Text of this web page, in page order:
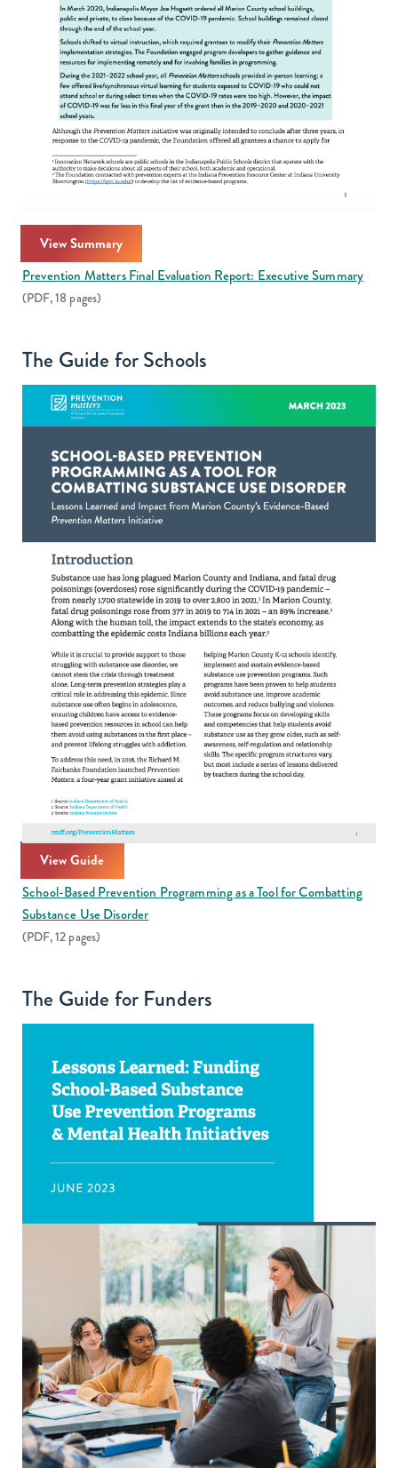
View Summary
Prevention Matters Final Evaluation Report: Executive Summary
(PDF, 18 pages)
The Guide for Schools
View Guide
School-Based Prevention Programming as a Tool for Combatting
Substance Use Disorder
(PDF, 12 pages)
The Guide for Funders